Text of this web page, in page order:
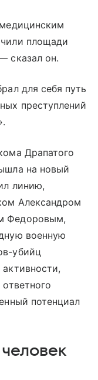
площади
сказал он.
для себя путь
преступлений
Драпатого
на новый
линию,
Александром
Федоровым,
военную
убийц
потенциал